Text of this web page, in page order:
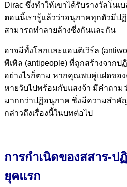
Dirac ซึ่งทำให้เขาได้รับรางวัลโน
ตอนนี้เรารู้แล้วว่าอนุภาคทุกตัวมีป
สามารถทำลายล้างซึ่งกันและกัน
อาจมีทั้งโลกและแอนติเวิร์ล
พีเพิล (antipeople) ที่ถูกสร้างจากป
อย่างไรก็ตาม หากคุณพบคู่แฝดขอ
หายวับไปพร้อมกับแสงจ้า มีคำถาม
มากกว่าปฏิอนุภาค ซึ่งมีความสำคั
กล่าวถึงเรื่องนี้ในบทต่อไป
การกำเนิดของสสาร-ป
ยุคแรก